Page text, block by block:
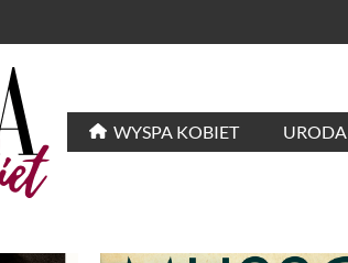
WYSPA KOBIET URODA